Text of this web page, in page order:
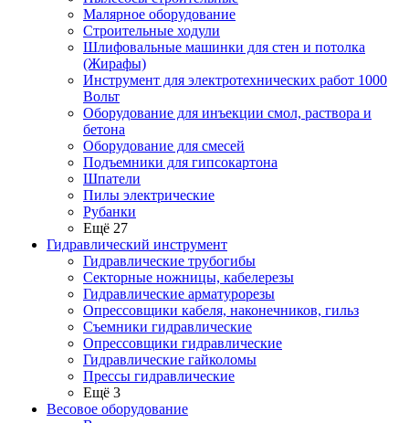
Малярное оборудование
Строительные ходули
Шлифовальные машинки для стен и потолка
(Жирафы)
Инструмент для электротехнических работ 1000
Вольт
Оборудование для инъекции смол, раствора и
бетона
Оборудование для смесей
Подъемники для гипсокартона
Шпатели
Пилы электрические
Рубанки
Ещё 27
Гидравлический инструмент
Гидравлические трубогибы
Секторные ножницы, кабелерезы
Гидравлические арматурорезы
Опрессовщики кабеля, наконечников, гильз
Съемники гидравлические
Опрессовщики гидравлические
Гидравлические гайколомы
Прессы гидравлические
Ещё 3
Весовое оборудование